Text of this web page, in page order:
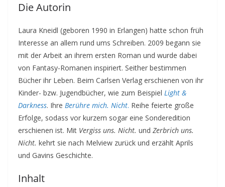
Die Autorin
Laura Kneidl (geboren 1990 in Erlangen) hatte schon früh
Interesse an allem rund ums Schreiben. 2009 begann sie
mit der Arbeit an ihrem ersten Roman und wurde dabei
von Fantasy-Romanen inspiriert. Seither bestimmen
Bücher ihr Leben. Beim Carlsen Verlag erschienen von ihr
Kinder- bzw. Jugendbücher, wie zum Beispiel Light &
Darkness. Ihre Berühre mich. Nicht. Reihe feierte große
Erfolge, sodass vor kurzem sogar eine Sonderedition
erschienen ist. Mit Vergiss uns. Nicht. und Zerbrich uns.
Nicht. kehrt sie nach Melview zurück und erzählt Aprils
und Gavins Geschichte.
Inhalt